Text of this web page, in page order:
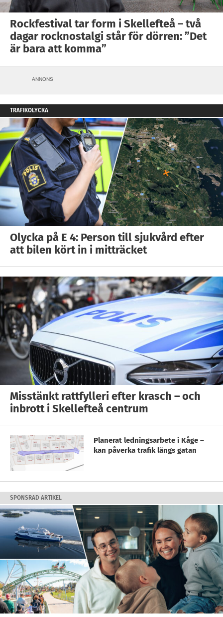
Rockfestival tar form i Skellefteå – två
dagar rocknostalgi står för dörren: ”Det
är bara att komma”
ANNONS
TRAFIKOLYCKA
Olycka på E 4: Person till sjukvård efter
att bilen kört in i mitträcket
Misstänkt rattfylleri efter krasch – och
inbrott i Skellefteå centrum
Planerat ledningsarbete i Kåge –
kan påverka trafik längs gatan
SPONSRAD ARTIKEL